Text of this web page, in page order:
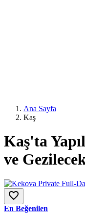
Ana Sayfa
Kaş
Kaş'ta
ve
En Beğenilen